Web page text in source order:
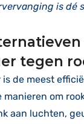
is dé
tegen
de meest
manieren om
aan luchten,